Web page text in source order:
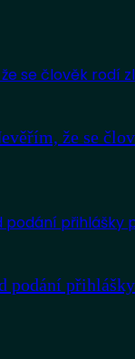
že se
podání